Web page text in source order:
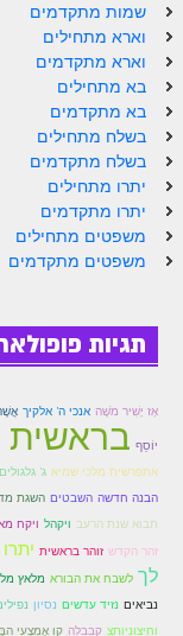
שמות מתקדמים
וארא מתחילים
וארא מתקדמים
בא מתחילים
בא מתקדמים
בשלח מתחילים
בשלח מתקדמים
יתרו מתחילים
יתרו מתקדמים
משפטים מתחילים
משפטים מתקדמים
תגיות
אָז יָשִׁיר מֹשֶׁה אנכי ה' אלקיך
יוֹסֵף
אתפרשית מלכי שמיא ג' גלגולים
הבנה חדשה השבטים השגת
תבוא שנת הרעב ויקהל ויקח
זהר הקדש זוהר בראשית
לך לשבח את הבורא מלאץ
נביאים נזיד עדשים נסיון
וחיצוניותצ קבבלה קַו אֶמְצָעִי